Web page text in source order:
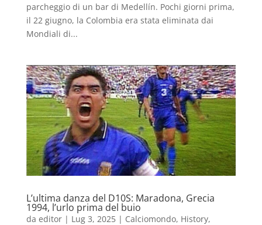
parcheggio di un bar di Medellín. Pochi giorni prima,
il 22 giugno, la Colombia era stata eliminata dai
Mondiali di...
L’ultima danza del D10S: Maradona, Grecia
1994, l’urlo prima del buio
da editor| Lug 3, 2025| Calciomondo, History,